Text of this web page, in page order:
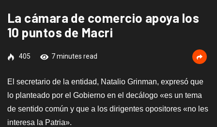
La cámara de comercio apoya los
10 puntos de Macri
405 7 minutes read
El secretario de la entidad, Natalio Grinman, expresó que
lo planteado por el Gobierno en el decálogo «es un tema
de sentido común y que a los dirigentes opositores «no les
interesa la Patria».